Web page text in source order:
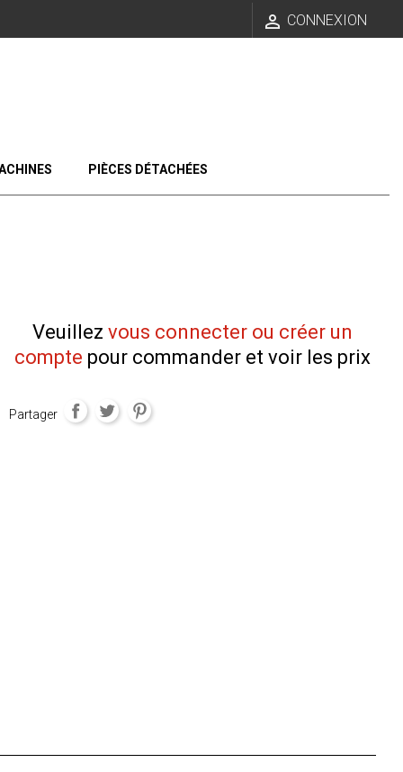
 CONNEXION
PIÈCES DÉTACHÉES
Veuillez vous connecter ou créer un
compte pour commander et voir les prix
Partager